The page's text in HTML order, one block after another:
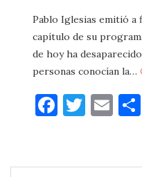
Pablo Iglesias emitió a
capítulo de su
de hoy ha
personas conocían la…
Facebook